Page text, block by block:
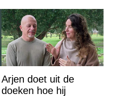
Arjen doet uit de
doeken hoe hij